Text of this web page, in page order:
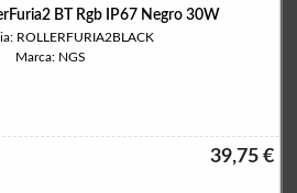
BT Rgb IP67 Negro 30W
ROLLERFURIA2BLACK
Marca: NGS
39,75 €